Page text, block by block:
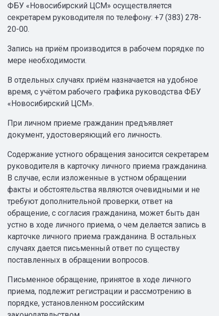
ФБУ «Новосибирский ЦСМ» осуществляется
секретарем руководителя по телефону: +7 (383) 278-
20-00.
Запись на приём производится в рабочем порядке по
мере необходимости.
В отдельных случаях приём назначается на удобное
время, с учётом рабочего графика руководства ФБУ
«Новосибирский ЦСМ».
При личном приеме гражданин предъявляет
документ, удостоверяющий его личность.
Содержание устного обращения заносится секретарем
руководителя в карточку личного приема гражданина.
В случае, если изложенные в устном обращении
факты и обстоятельства являются очевидными и не
требуют дополнительной проверки, ответ на
обращение, с согласия гражданина, может быть дан
устно в ходе личного приема, о чем делается запись в
карточке личного приема гражданина. В остальных
случаях дается письменный ответ по существу
поставленных в обращении вопросов.
Письменное обращение, принятое в ходе личного
приема, подлежит регистрации и рассмотрению в
порядке, установленном российским